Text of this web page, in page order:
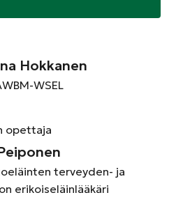
Hokkanen
WSEL
opettaja
terveyden- ja
erikoiseläinlääkäri